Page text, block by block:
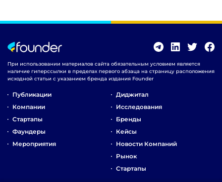
При использовании материалов сайта обязательным условием является
наличие гиперссылки в пределах первого абзаца на страницу расположения
исходной статьи с указанием бренда издания Founder
Публикации
Компании
Стартапы
Фаундеры
Мероприятия
Диджитал
Исследования
Бренды
Кейсы
Новости Компаний
Рынок
Стартапы